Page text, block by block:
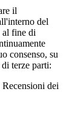
il
del
al fine di
consenso, su
terze parti:
dei